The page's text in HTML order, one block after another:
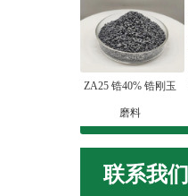
ZA25 锆40% 锆刚玉
磨料
联系我们